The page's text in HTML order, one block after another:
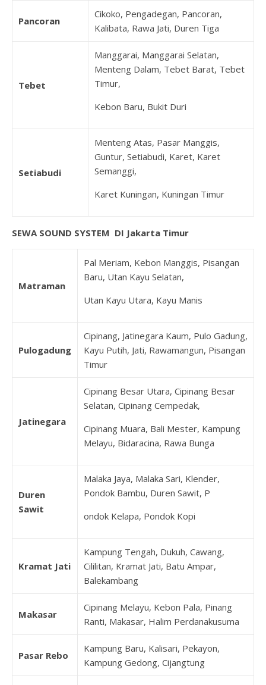
Pancoran
Cikoko, Pengadegan, Pancoran,
Kalibata, Rawa Jati, Duren Tiga
Tebet
Manggarai, Manggarai Selatan,
Menteng Dalam, Tebet Barat, Tebet
Timur,
Kebon Baru, Bukit Duri
Setiabudi
Menteng Atas, Pasar Manggis,
Guntur, Setiabudi, Karet, Karet
Semanggi,
Karet Kuningan, Kuningan Timur
SEWA SOUND SYSTEM DI Jakarta Timur
Matraman
Pal Meriam, Kebon Manggis, Pisangan
Baru, Utan Kayu Selatan,
Utan Kayu Utara, Kayu Manis
Pulogadung
Cipinang, Jatinegara Kaum, Pulo Gadung,
Kayu Putih, Jati, Rawamangun, Pisangan
Timur
Jatinegara
Cipinang Besar Utara, Cipinang Besar
Selatan, Cipinang Cempedak,
Cipinang Muara, Bali Mester, Kampung
Melayu, Bidaracina, Rawa Bunga
Duren
Sawit
Malaka Jaya, Malaka Sari, Klender,
Pondok Bambu, Duren Sawit, P
ondok Kelapa, Pondok Kopi
Kramat Jati
Kampung Tengah, Dukuh, Cawang,
Cililitan, Kramat Jati, Batu Ampar,
Balekambang
Makasar
Cipinang Melayu, Kebon Pala, Pinang
Ranti, Makasar, Halim Perdanakusuma
Pasar Rebo
Kampung Baru, Kalisari, Pekayon,
Kampung Gedong, Cijangtung